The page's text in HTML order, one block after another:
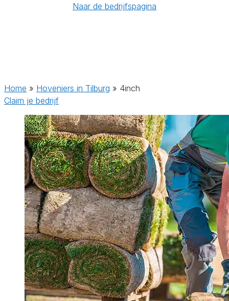
Naar de bedrijfspagina
Home » Hoveniers in Tilburg » 4inch
Claim je bedrijf